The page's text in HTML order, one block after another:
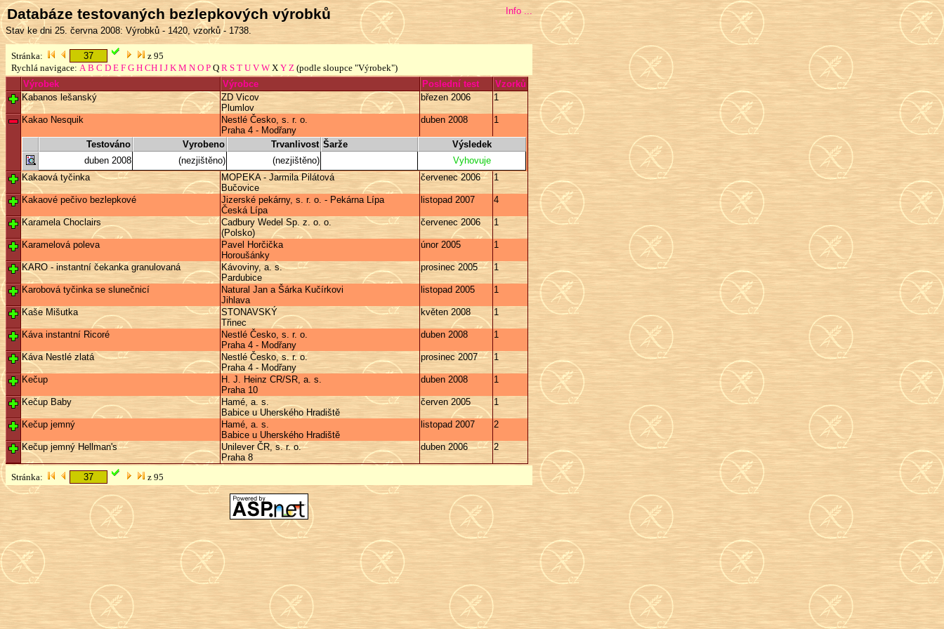
Info ...
Databáze testovaných bezlepkových výrobků
Stav ke dni 25. června 2008: Výrobků - 1420, vzorků - 1738.
Stránka:
z 95
Rychlá navigace: A B C D E F G H CH I J K M N O P Q R S T U V W X Y Z (podle sloupce "Výrobek")
Výrobek
Výrobce Poslední test
Vzorků
Kabanos lešanský
ZD Vicov
Plumlov
březen 2006 1
Kakao Nesquik
Nestlé Česko, s. r. o.
Praha 4 - Modřany
duben 2008 1
Testováno Vyrobeno Trvanlivost Šarže
Výsledek
duben 2008
(nezjištěno) (nezjištěno)
Vyhovuje
Kakaová tyčinka
MOPEKA - Jarmila Pilátová
Bučovice
červenec 2006 1
Kakaové pečivo bezlepkové
Jizerské pekárny, s. r. o. - Pekárna Lípa
Česká Lípa
listopad 2007 4
Karamela Choclairs
Cadbury Wedel Sp. z. o. o.
(Polsko)
červenec 2006 1
Karamelová poleva
Pavel Horčička
Horoušánky
únor 2005 1
KARO - instantní čekanka granulovaná
Kávoviny, a. s.
Pardubice
prosinec 2005 1
Karobová tyčinka se slunečnicí
Natural Jan a Šárka Kučírkovi
Jihlava
listopad 2005 1
Kaše Mišutka
STONAVSKÝ
Třinec
květen 2008 1
Káva instantní Ricoré
Nestlé Česko, s. r. o.
Praha 4 - Modřany
duben 2008 1
Káva Nestlé zlatá
Nestlé Česko, s. r. o.
Praha 4 - Modřany
prosinec 2007 1
Kečup
H. J. Heinz CR/SR, a. s.
Praha 10
duben 2008 1
Kečup Baby
Hamé, a. s.
Babice u Uherského Hradiště
červen 2005 1
Kečup jemný
Hamé, a. s.
Babice u Uherského Hradiště
listopad 2007 2
Kečup jemný Hellman's
Unilever ČR, s. r. o.
Praha 8
duben 2006 2
Stránka: z 95